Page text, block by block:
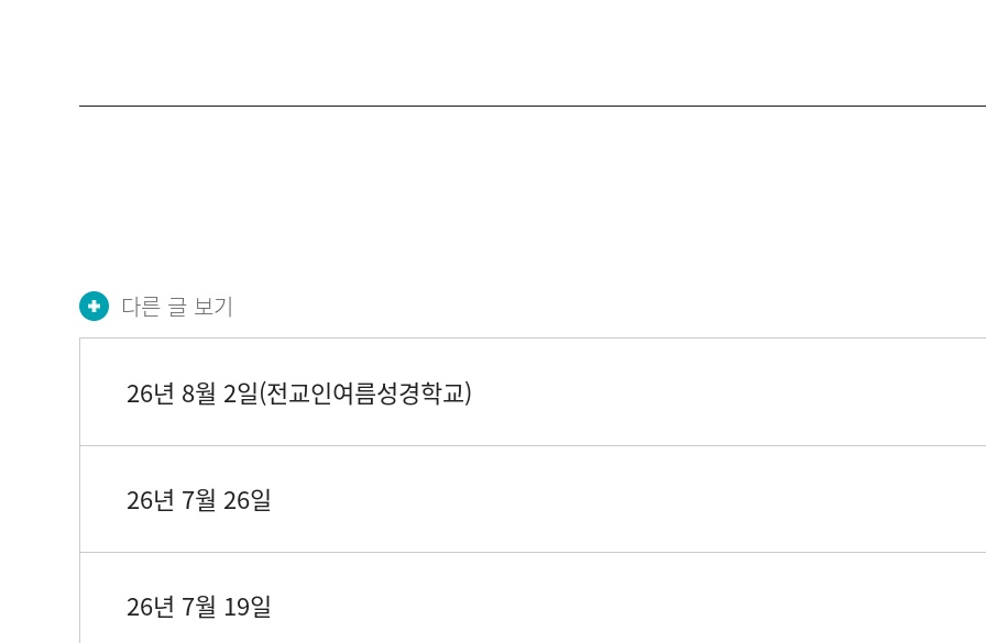
다른 글 보기
26년 8월 2일(전교인여름성경학교)
26년 7월 26일
26년 7월 19일